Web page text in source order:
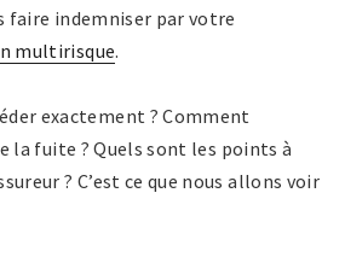
faire indemniser par votre
multirisque.
exactement ? Comment
la fuite ? Quels sont les points à
? C’est ce que nous allons voir